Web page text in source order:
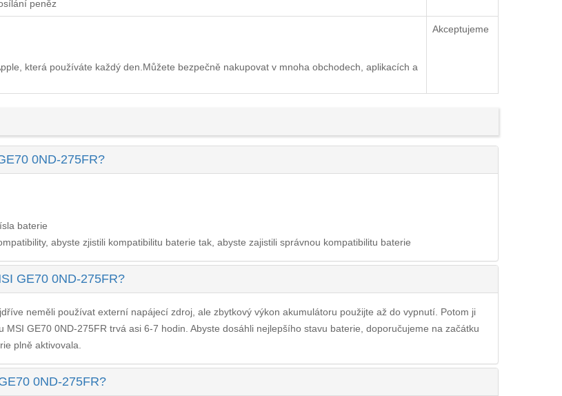
peněz
která používáte každý den.Můžete bezpečně nakupovat v mnoha obchodech, aplikacích a
Akceptujeme
0ND-275FR?
baterie
abyste zjistili kompatibilitu baterie tak, abyste zajistili správnou kompatibilitu baterie
GE70 0ND-275FR?
neměli používat externí napájecí zdroj, ale zbytkový výkon akumulátoru použijte až do vypnutí. Potom ji
MSI GE70 0ND-275FR trvá asi 6-7 hodin. Abyste dosáhli nejlepšího stavu baterie, doporučujeme na začátku
plně aktivovala.
0ND-275FR?